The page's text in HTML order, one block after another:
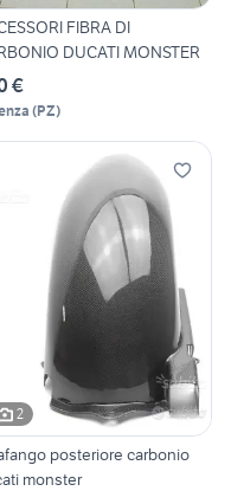
FIBRA DI
DUCATI MONSTER
€
(PZ)
2
posteriore carbonio
monster